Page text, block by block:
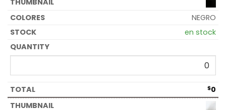
NEGRO
en stock
$0